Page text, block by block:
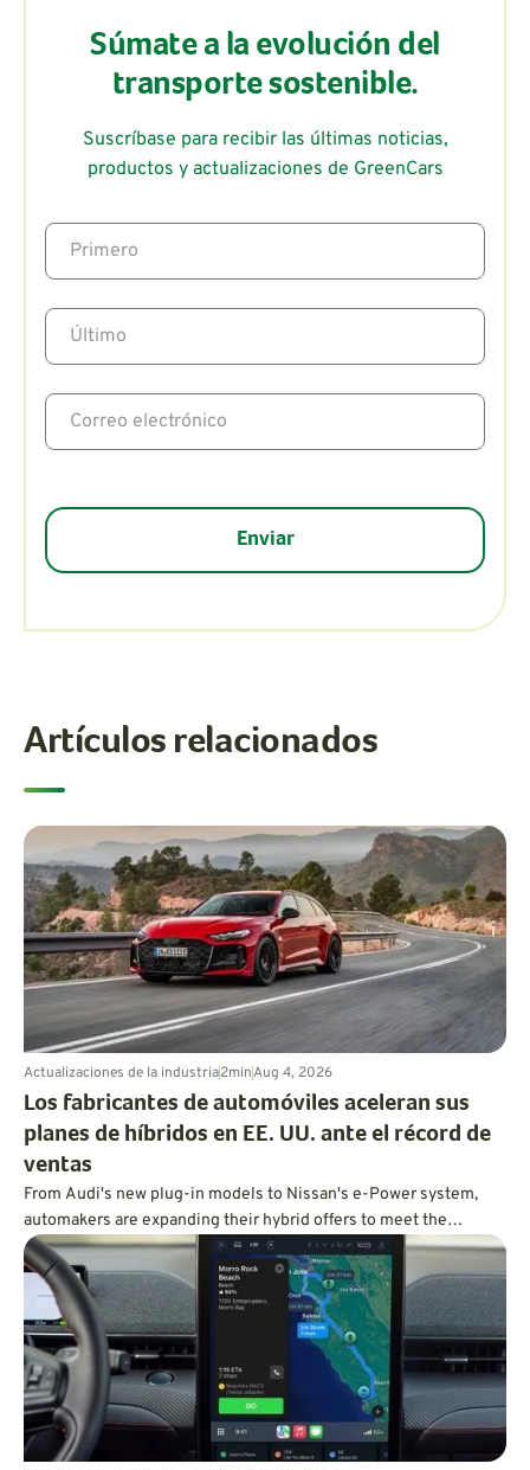
Súmate a la evolución del
transporte sostenible.
Suscríbase para recibir las últimas noticias,
productos y actualizaciones de GreenCars
Artículos relacionados
Actualizaciones de la industria2minAug 4, 2026
Los fabricantes de automóviles aceleran sus
planes de híbridos en EE. UU. ante el récord de
ventas
From Audi's new plug-in models to Nissan's e-Power system,
automakers are expanding their hybrid offers to meet the
demand for efficient vehicles.